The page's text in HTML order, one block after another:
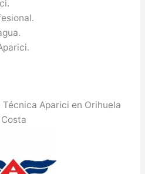
Aparici en Orihuela
Costa